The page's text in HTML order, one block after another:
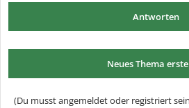
Antworten
Neues Thema
(Du musst angemeldet oder registriert